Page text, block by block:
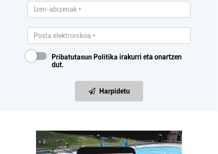
Pribatutasun Politika irakurri eta onartzen
dut.
Harpidetu